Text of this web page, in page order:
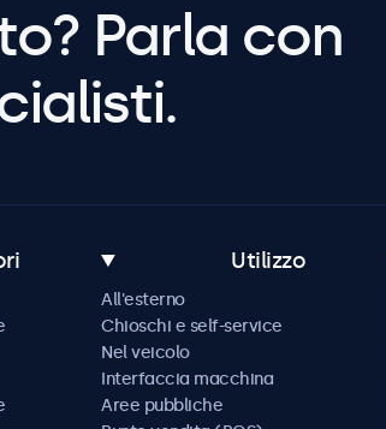
Parla con
Utilizzo
All'esterno
Chioschi e self-service
Nel veicolo
Interfaccia macchina
Aree pubbliche